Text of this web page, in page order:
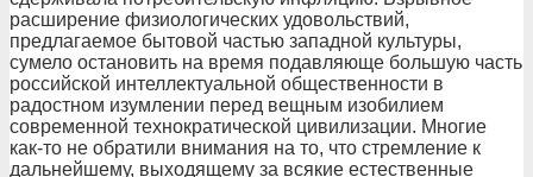
расширение физиологических удовольствий,
предлагаемое бытовой частью западной культуры,
сумело остановить на время подавляюще большую часть
российской интеллектуальной общественности в
радостном изумлении перед вещным изобилием
современной технократической цивилизации. Многие
как-то не обратили внимания на то, что стремление к
дальнейшему, выходящему за всякие естественные